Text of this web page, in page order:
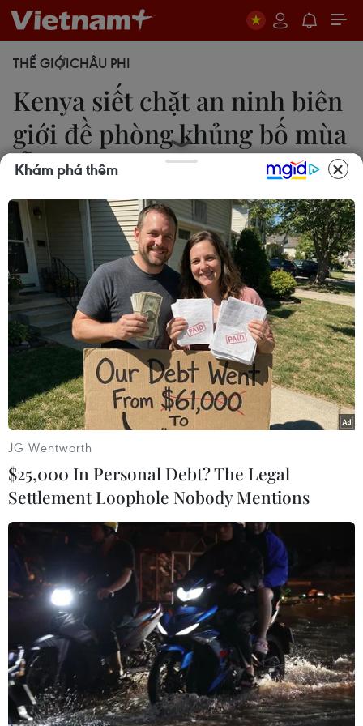
THẾ GIỚICHÂU PHI
Kenya siết chặt an ninh biên
giới đề phòng khủng bố mùa
lễ hội
20/12/2016 03:58
Các cơ quan an ninh Kenya tăng cường giám sát
dọc biên giới giữa nước này và Somalia, sau khi
nhận được thông tin về nguy cơ tấn công khủng
bố trong mùa lễ hội năm nay.
Lực lượng an ninh Kenya tuần tra quanh đồn cảnh sát ở
Mombasa. (Nguồn: AFP/TTXVN)
Các cơ quan an ninh Kenya ngày 19/12 thông
báo tăng cường giám sát dọc biên giới giữa
nước này và Somalia, sau khi nhận được thông
tin về nguy cơ tấn công khủng bố trong mùa lễ
Khám phá thêm
JG Wentworth
$25,000 In Personal Debt? The Legal
Settlement Loophole Nobody Mentions